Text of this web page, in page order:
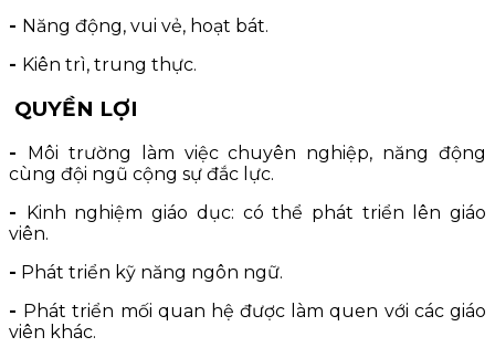
- Năng động, vui vẻ, hoạt bát.
- Kiên trì, trung thực.
QUYỀN LỢI
- Môi trường làm việc chuyên nghiệp, năng động
cùng đội ngũ cộng sự đắc lực.
- Kinh nghiệm giáo dục: có thể phát triển lên giáo
viên.
- Phát triển kỹ năng ngôn ngữ.
- Phát triển mối quan hệ được làm quen với các giáo
viên khác.